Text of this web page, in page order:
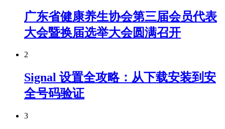
广东省健康养生协会第三届会员代表
大会暨换届选举大会圆满召开
2
Signal 设置全攻略：从下载安装到安
全号码验证
3